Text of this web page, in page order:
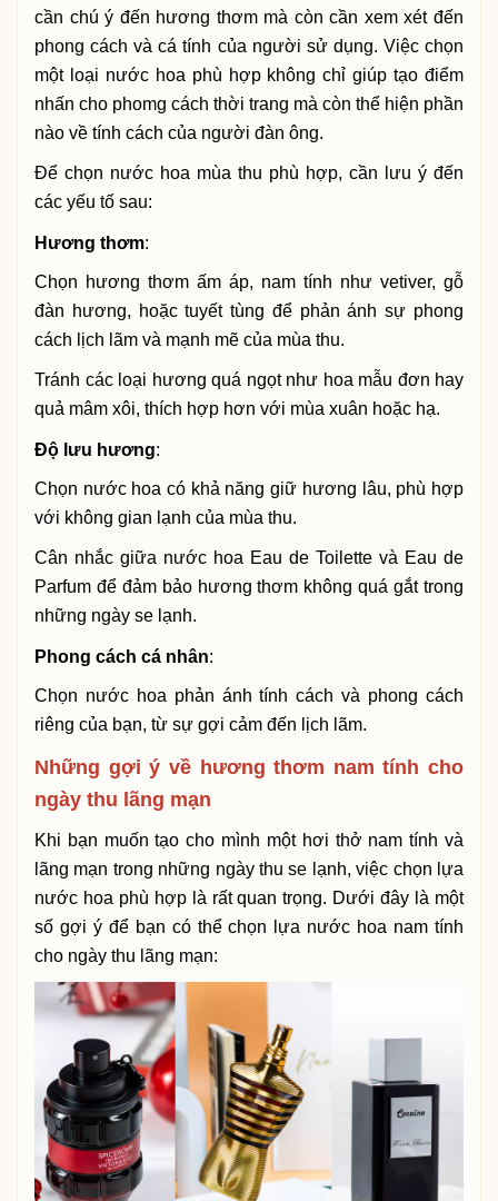
cần chú ý đến hương thơm mà còn cần xem xét đến
phong cách và cá tính của người sử dụng. Việc chọn
một loại nước hoa phù hợp không chỉ giúp tạo điểm
nhấn cho phomg cách thời trang mà còn thể hiện phần
nào về tính cách của người đàn ông.
Để chọn nước hoa mùa thu phù hợp, cần lưu ý đến
các yếu tố sau:
Hương thơm:
Chọn hương thơm ấm áp, nam tính như vetiver, gỗ
đàn hương, hoặc tuyết tùng để phản ánh sự phong
cách lịch lãm và mạnh mẽ của mùa thu.
Tránh các loại hương quá ngọt như hoa mẫu đơn hay
quả mâm xôi, thích hợp hơn với mùa xuân hoặc hạ.
Độ lưu hương:
Chọn nước hoa có khả năng giữ hương lâu, phù hợp
với không gian lạnh của mùa thu.
Cân nhắc giữa nước hoa Eau de Toilette và Eau de
Parfum để đảm bảo hương thơm không quá gắt trong
những ngày se lạnh.
Phong cách cá nhân:
Chọn nước hoa phản ánh tính cách và phong cách
riêng của bạn, từ sự gợi cảm đến lịch lãm.
Những gợi ý về hương thơm nam tính cho
ngày thu lãng mạn
Khi bạn muốn tạo cho mình một hơi thở nam tính và
lãng mạn trong những ngày thu se lạnh, việc chọn lựa
nước hoa phù hợp là rất quan trọng. Dưới đây là một
số gợi ý để bạn có thể chọn lựa nước hoa nam tính
cho ngày thu lãng mạn: